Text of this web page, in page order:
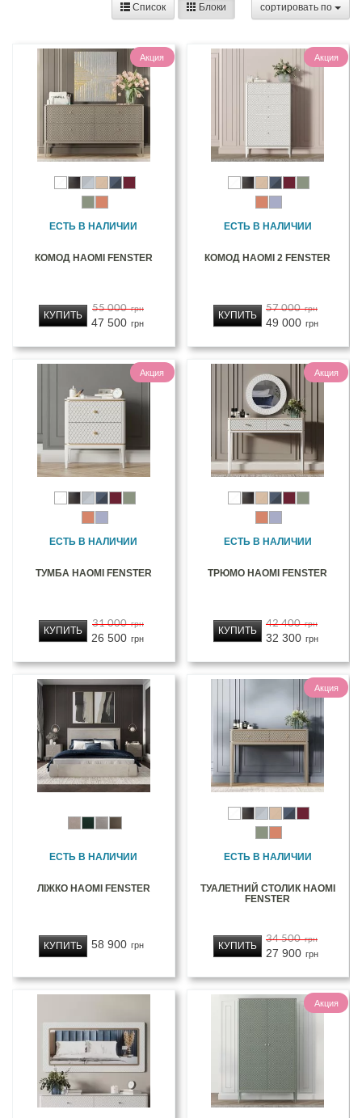
cортировать по
Список Блоки
Акция
ЕСТЬ В НАЛИЧИИ
КОМОД НАОМІ FENSTER
55 000 грн
47 500 грн
КУПИТЬ
Акция
ЕСТЬ В НАЛИЧИИ
КОМОД НАОМІ 2 FENSTER
57 000 грн
49 000 грн
КУПИТЬ
Акция
ЕСТЬ В НАЛИЧИИ
ТУМБА НАОМІ FENSTER
31 000 грн
26 500 грн
КУПИТЬ
Акция
ЕСТЬ В НАЛИЧИИ
ТРЮМО НАОМІ FENSTER
42 400 грн
32 300 грн
КУПИТЬ
ЕСТЬ В НАЛИЧИИ
ЛІЖКО НАОМІ FENSTER
58 900 грн
КУПИТЬ
Акция
ЕСТЬ В НАЛИЧИИ
ТУАЛЕТНИЙ СТОЛИК НАОМІ
FENSTER
34 500 грн
27 900 грн
КУПИТЬ
Акция